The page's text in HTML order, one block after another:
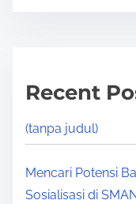
Recent
(tanpa judul)
Mencari Potensi
Sosialisasi di